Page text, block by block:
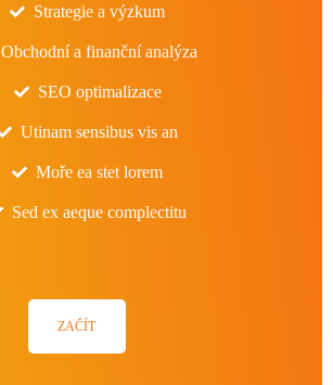
Strategie a výzkum
Obchodní a finanční analýza
SEO optimalizace
Utinam sensibus vis an
Moře ea stet lorem
Sed ex aeque complectitu
ZAČÍT